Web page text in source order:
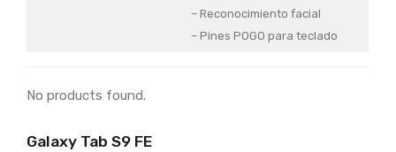
– Reconocimiento facial
– Pines POGO para teclado
No products found.
Galaxy Tab S9 FE